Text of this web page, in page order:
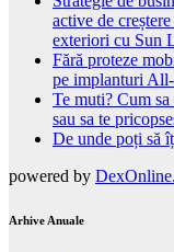
active de
exteriori cu Sun
Fără proteze
pe implanturi
Te muti? Cum
sau sa te
De unde poți să
powered by
Arhive Anuale